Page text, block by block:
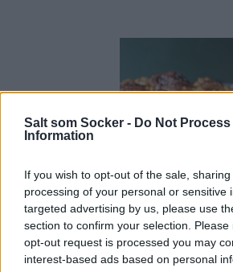
Salt som Socker - Do Not Process
Information
If you wish to opt-out of the sale,
processing of your personal or sensitive
targeted advertising by us, please use
section to confirm your selection.
opt-out request is processed you may
interest-based ads based on personal
Skriv ut receptet
Nutellabullar med
hasselnötstosca.